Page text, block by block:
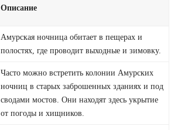
Описание
Амурская ночница обитает в пещерах и
полостях, где проводит выходные и зимовку.
Часто можно встретить колонии Амурских
ночниц в старых заброшенных зданиях и под
сводами мостов. Они находят здесь укрытие
от погоды и хищников.